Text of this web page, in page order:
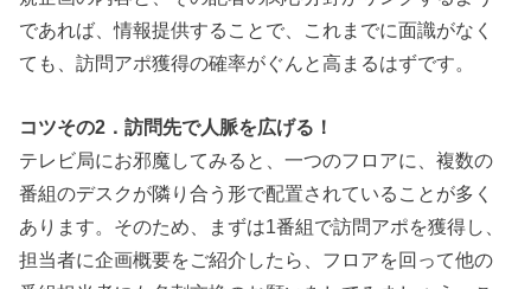
であれば、情報提供することで、これまでに面識がなく
ても、訪問アポ獲得の確率がぐんと高まるはずです。
コツその2．訪問先で人脈を広げる！
テレビ局にお邪魔してみると、一つのフロアに、複数の
番組のデスクが隣り合う形で配置されていることが多く
あります。そのため、まずは1番組で訪問アポを獲得し、
担当者に企画概要をご紹介したら、フロアを回って他の